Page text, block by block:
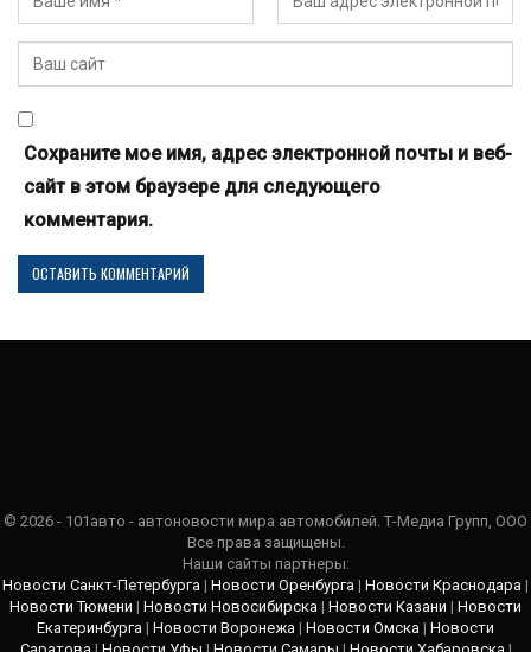
Сохраните мое имя, адрес электронной почты и веб-
сайт в этом браузере для следующего
комментария.
© 2026 - 101авто - автоновости мира автомобилей. Т-Медиа Групп, ООО
Все права защищены.
Наши сайты партнеры:
Новости Санкт-Петербурга | Новости Оренбурга | Новости Краснодара |
Новости Тюмени | Новости Новосибирска | Новости Казани | Новости
Екатеринбурга | Новости Воронежа | Новости Омска | Новости